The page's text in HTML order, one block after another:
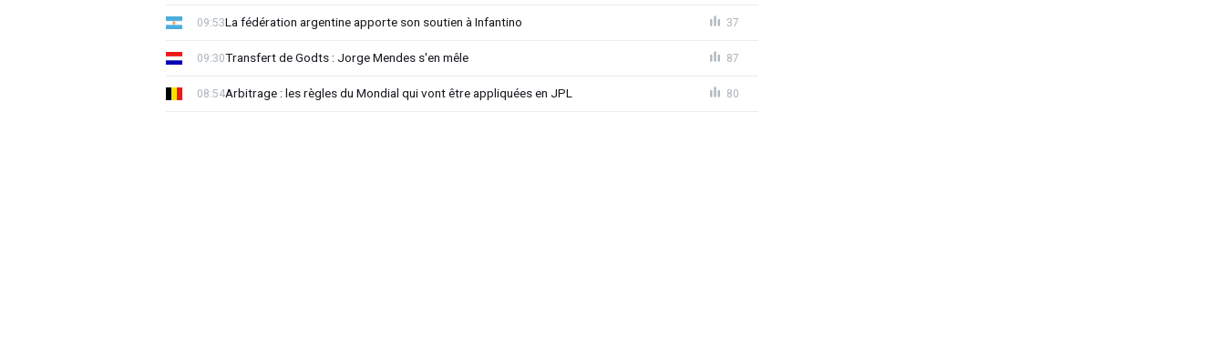
La fédération argentine apporte son soutien à Infantino
09:53 37
Transfert de Godts : Jorge Mendes s'en mêle
09:30 87
Arbitrage : les règles du Mondial qui vont être appliquées en JPL
08:54 80